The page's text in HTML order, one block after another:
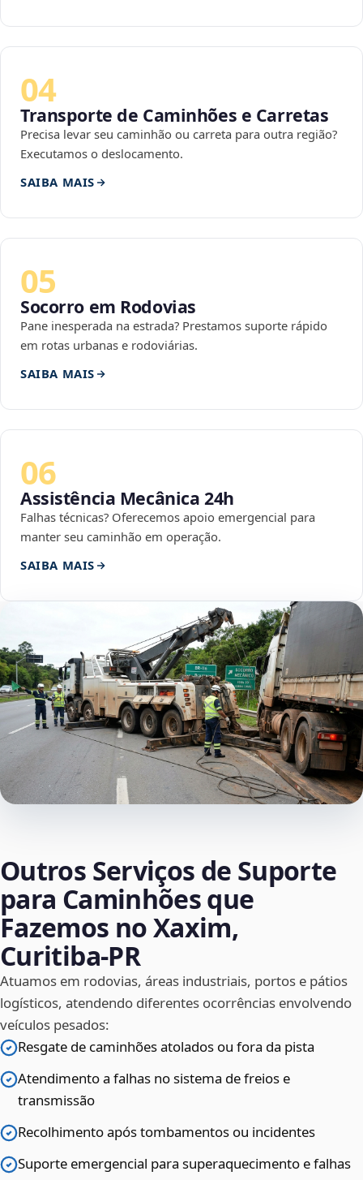
04
Transporte de Caminhões e Carretas
Precisa levar seu caminhão ou carreta para outra região?
Executamos o deslocamento.
SAIBA MAIS
05
Socorro em Rodovias
Pane inesperada na estrada? Prestamos suporte rápido
em rotas urbanas e rodoviárias.
SAIBA MAIS
06
Assistência Mecânica 24h
Falhas técnicas? Oferecemos apoio emergencial para
manter seu caminhão em operação.
SAIBA MAIS
Outros Serviços de Suporte
para Caminhões que
Fazemos no Xaxim,
Curitiba‑PR
Atuamos em rodovias, áreas industriais, portos e pátios
logísticos, atendendo diferentes ocorrências envolvendo
veículos pesados:
Resgate de caminhões atolados ou fora da pista
Atendimento a falhas no sistema de freios e
transmissão
Recolhimento após tombamentos ou incidentes
Suporte emergencial para superaquecimento e falhas